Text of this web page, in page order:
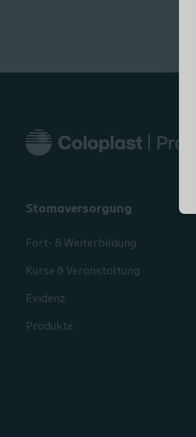
Stomaversorgung
Fort- & Weiterbildung
Kurse & Veranstaltung
Evidenz
Produkte